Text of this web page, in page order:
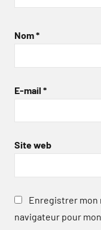
Nom*
E-mail *
Site web
Enregistrer mon
navigateur pour